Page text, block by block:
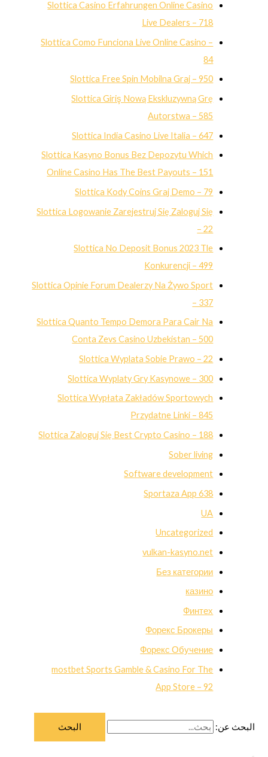
Slottica Casino Erfahrungen Online Casino
Live Dealers – 718
Slottica Como Funciona Live Online Casino –
84
Slottica Free Spin Mobilna Graj – 950
Slottica Giriş Nową Ekskluzywną Grę
Autorstwa – 585
Slottica India Casino Live Italia – 647
Slottica Kasyno Bonus Bez Depozytu Which
Online Casino Has The Best Payouts – 151
Slottica Kody Coins Graj Demo – 79
Slottica Logowanie Zarejestruj Się Zaloguj Się
– 22
Slottica No Deposit Bonus 2023 Tle
Konkurencji – 499
Slottica Opinie Forum Dealerzy Na Żywo Sport
– 337
Slottica Quanto Tempo Demora Para Cair Na
Conta Zevs Casino Uzbekistan – 500
Slottica Wyplata Sobie Prawo – 22
Slottica Wyplaty Gry Kasynowe – 300
Slottica Wypłata Zakładów Sportowych
Przydatne Linki – 845
Slottica Zaloguj Się Best Crypto Casino – 188
Sober living
Software development
Sportaza App 638
UA
Uncategorized
vulkan-kasyno.net
Без категории
казино
Финтех
Форекс Брокеры
Форекс Обучение
‎mostbet Sports Gamble & Casino For The
App Store – 92
البحث عن: